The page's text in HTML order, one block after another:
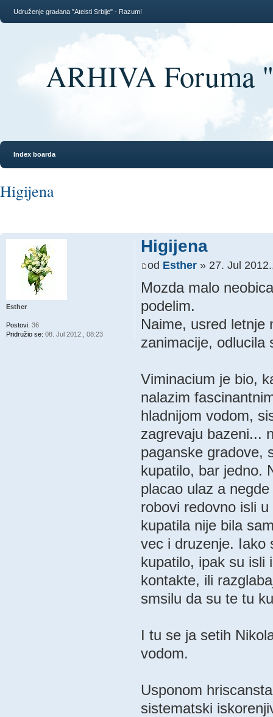
Udruženje građana "Ateisti Srbije" - Razum!
ARHIVA Foruma
Index boarda
Higijena
Higijena
od Esther» 27. Jul
Mozda malo
podelim.
Naime, usred letnje
zanimacije, odlucila
Viminacium je bio,
nalazim
hladnijom vodom,
zagrevaju bazeni...
paganske gradove,
kupatilo, bar jedno.
placao ulaz a
robovi redovno isli
kupatila nije bila
vec i druzenje. Iako
kupatilo, ipak su isli
kontakte, ili
smsilu da su te tu
I tu se ja setih
vodom.
Usponom
sistematski
Esther
Postovi: 36
Pridružio se: 08. Jul 2012., 08:23